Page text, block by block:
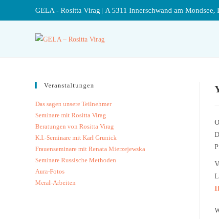
GELA - Rositta Virag | A 5311 Innerschwand am Mondsee,
Veranstaltungen
Das sagen unsere Teilnehmer
Seminare mit Rositta Virag
Beratungen von Rositta Virag
K.I.-Seminare mit Karl Grunick
Frauenseminare mit Renata Mierzejewska
Seminare Russische Methoden
Aura-Fotos
Meral-Arbeiten